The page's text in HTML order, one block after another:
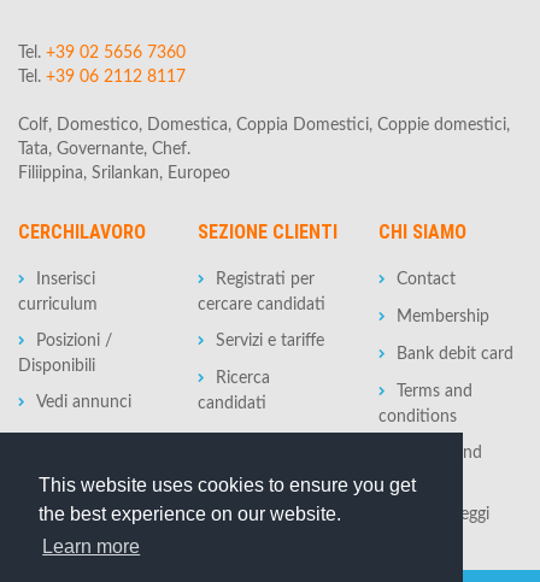
This website uses cookies to ensure you get
the best experience on our website.
Learn more
Tel. +39 02 5656 7360
Tel. +39 06 2112 8117
Colf, Domestico, Domestica, Coppia Domestici, Coppie domestici,
Tata, Governante, Chef.
Filiippina, Srilankan, Europeo
CERCHILAVORO
Inserisci
curriculum
Posizioni /
Disponibili
Vedi annunci
SEZIONE CLIENTI
Registrati per
cercare candidati
Servizi e tariffe
Ricerca
candidati
CHI SIAMO
Contact
Membership
Bank debit card
Terms and
conditions
Privacy and
policy
Tasse e Leggi